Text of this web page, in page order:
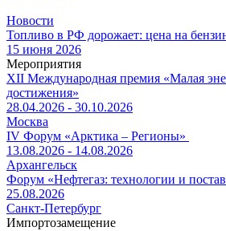
Новости
Топливо в РФ дорожает: цена на
15 июня 2026
Мероприятия
XII Международная премия «Малая
достижения»
28.04.2026 - 30.10.2026
Москва
IV Форум «Арктика – Регионы»
13.08.2026 - 14.08.2026
Архангельск
Форум «Нефтегаз: технологии и
25.08.2026
Санкт-Петербург
Импортозамещение